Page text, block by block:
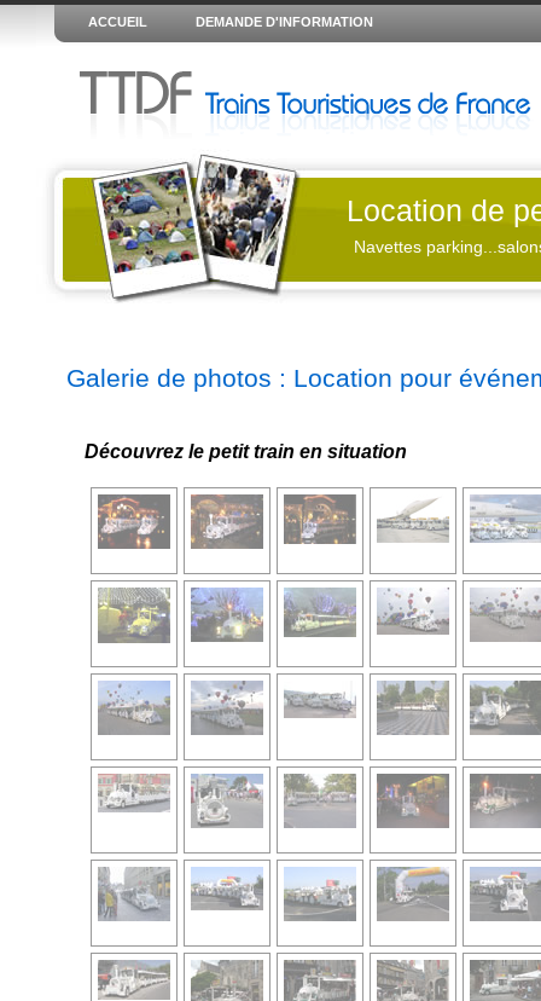
ACCUEIL DEMANDE D'INFORMATION
Location de
Navettes
Galerie de photos : Location pour
Découvrez le petit train en situation